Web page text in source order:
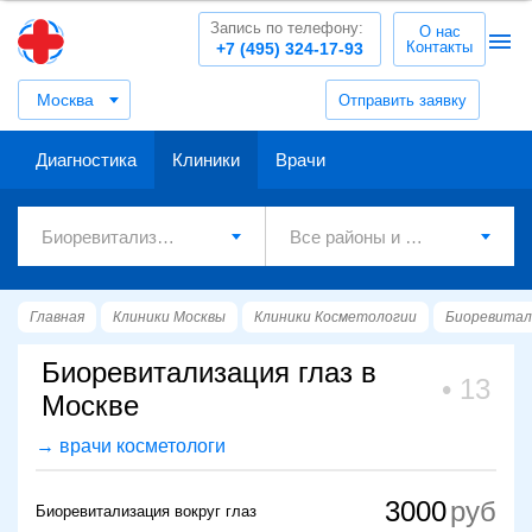
Москва Отправить заявку
+7 (495) 324-17-93
Запись по телефону:
О нас
Контакты
Диагностика Клиники Врачи
Главная Клиники Москвы Клиники Косметологии
Биоревитализация глаз в
Москве
13
→ врачи косметологи
Биоревитализация вокруг глаз 3000